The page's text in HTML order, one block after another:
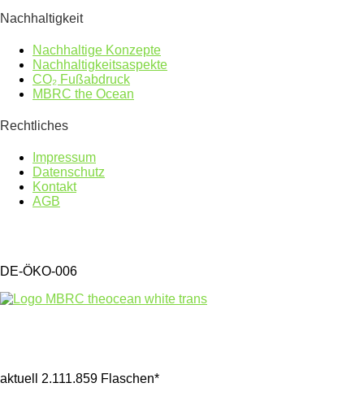
Nachhaltigkeit
Nachhaltige Konzepte
Nachhaltigkeitsaspekte
CO₂ Fußabdruck
MBRC the Ocean
Rechtliches
Impressum
Datenschutz
Kontakt
AGB
DE-ÖKO-006
aktuell 2.111.859 Flaschen*